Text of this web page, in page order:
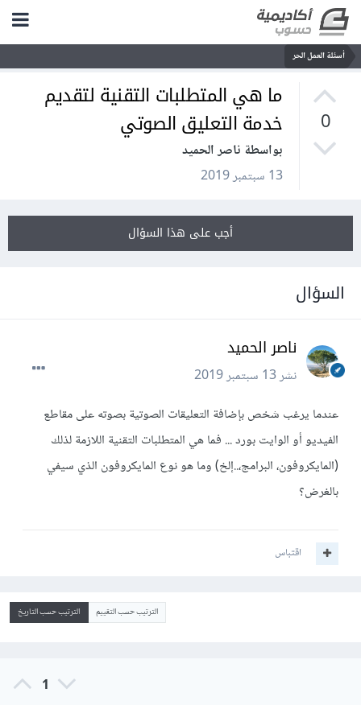
أسئلة العمل الحر
0
ما هي المتطلبات التقنية لتقديم
خدمة التعليق الصوتي
بواسطة ناصر الحميد
13 سبتمبر 2019
أجب على هذا السؤال
السؤال
ناصر الحميد
نشر13 سبتمبر 2019
عندما يرغب شخص بإضافة التعليقات الصوتية بصوته على مقاطع
الفيديو أو الوايت بورد ... فما هي المتطلبات التقنية اللازمة لذلك
(المايكروفون، البرامج،..إلخ) وما هو نوع المايكروفون الذي سيفي
بالغرض؟
اقتباس
الترتيب حسب التقييم الترتيب حسب التاريخ
1